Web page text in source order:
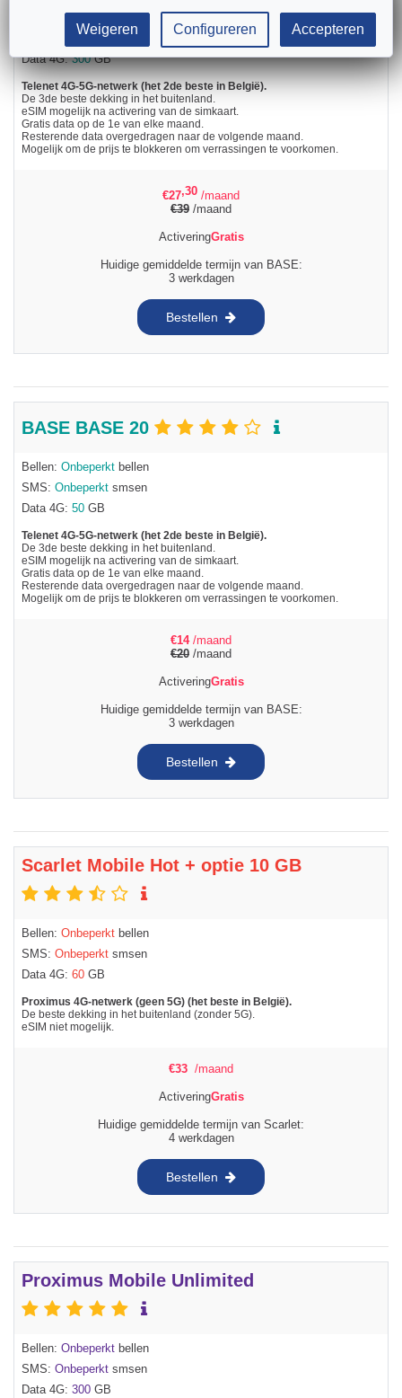
Onbeperkt
Onbeperkt smsen
Data 4G:300GB
Telenet 4G-5G-netwerk (het 2de beste in België).
De 3de beste dekking in het buitenland.
eSIM mogelijk na activering van de simkaart.
Gratis data op de 1e van elke maand.
Resterende data overgedragen naar de volgende maand.
Mogelijk om de prijs te blokkeren om verrassingen te voorkomen.
€27,30 /maand
€39 /maand
ActiveringGratis
Huidige gemiddelde termijn van BASE:
3 werkdagen
Bestellen
BASE BASE 20
Bellen: Onbeperkt bellen
SMS: Onbeperkt smsen
Data 4G: 50 GB
Telenet 4G-5G-netwerk (het 2de beste in België).
De 3de beste dekking in het buitenland.
eSIM mogelijk na activering van de simkaart.
Gratis data op de 1e van elke maand.
Resterende data overgedragen naar de volgende maand.
Mogelijk om de prijs te blokkeren om verrassingen te voorkomen.
€14 /maand
€20 /maand
ActiveringGratis
Huidige gemiddelde termijn van BASE:
3 werkdagen
Bestellen
Scarlet Mobile Hot + optie 10 GB
Bellen: Onbeperkt bellen
SMS: Onbeperkt smsen
Data 4G: 60 GB
Proximus 4G-netwerk (geen 5G) (het beste in België).
De beste dekking in het buitenland (zonder 5G).
eSIM niet mogelijk.
€33 /maand
ActiveringGratis
Huidige gemiddelde termijn van Scarlet:
4 werkdagen
Bestellen
Proximus Mobile Unlimited
Bellen: Onbeperkt bellen
SMS: Onbeperkt smsen
Data 4G: 300 GB
Weigeren Configureren Accepteren